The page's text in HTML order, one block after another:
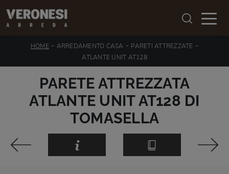
HOME - ARREDAMENTO CASA - PARETI ATTREZZATE -
ATLANTE UNIT AT128
PARETE ATTREZZATA
ATLANTE UNIT AT128 DI
TOMASELLA